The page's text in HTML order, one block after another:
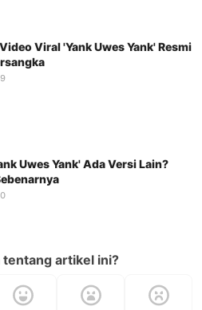
Viral 'Yank Uwes Yank' Resmi
Uwes Yank' Ada Versi Lain?
tentang artikel ini?